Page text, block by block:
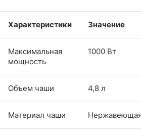
Характеристики Значение
Максимальная
мощность
1000 Вт
Объем чаши 4,8 л
Материал чаши